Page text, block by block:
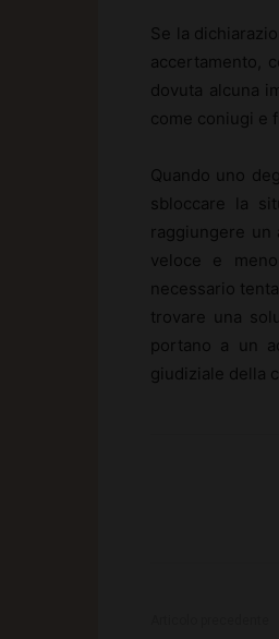
Se la
accertamento,
dovuta alcuna
come coniugi e
Quando uno
sbloccare la
raggiungere
veloce e
necessario
trovare una
portano a un
giudiziale della